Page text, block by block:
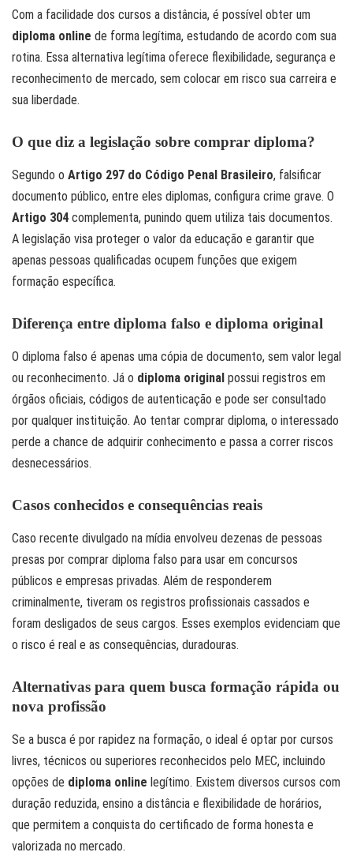
Com a facilidade dos cursos a distância, é possível obter um
diploma online de forma legítima, estudando de acordo com sua
rotina. Essa alternativa legítima oferece flexibilidade, segurança e
reconhecimento de mercado, sem colocar em risco sua carreira e
sua liberdade.
O que diz a legislação sobre comprar diploma?
Segundo o Artigo 297 do Código Penal Brasileiro, falsificar
documento público, entre eles diplomas, configura crime grave. O
Artigo 304 complementa, punindo quem utiliza tais documentos.
A legislação visa proteger o valor da educação e garantir que
apenas pessoas qualificadas ocupem funções que exigem
formação específica.
Diferença entre diploma falso e diploma original
O diploma falso é apenas uma cópia de documento, sem valor legal
ou reconhecimento. Já o diploma original possui registros em
órgãos oficiais, códigos de autenticação e pode ser consultado
por qualquer instituição. Ao tentar comprar diploma, o interessado
perde a chance de adquirir conhecimento e passa a correr riscos
desnecessários.
Casos conhecidos e consequências reais
Caso recente divulgado na mídia envolveu dezenas de pessoas
presas por comprar diploma falso para usar em concursos
públicos e empresas privadas. Além de responderem
criminalmente, tiveram os registros profissionais cassados e
foram desligados de seus cargos. Esses exemplos evidenciam que
o risco é real e as consequências, duradouras.
Alternativas para quem busca formação rápida ou
nova profissão
Se a busca é por rapidez na formação, o ideal é optar por cursos
livres, técnicos ou superiores reconhecidos pelo MEC, incluindo
opções de diploma online legítimo. Existem diversos cursos com
duração reduzida, ensino a distância e flexibilidade de horários,
que permitem a conquista do certificado de forma honesta e
valorizada no mercado.